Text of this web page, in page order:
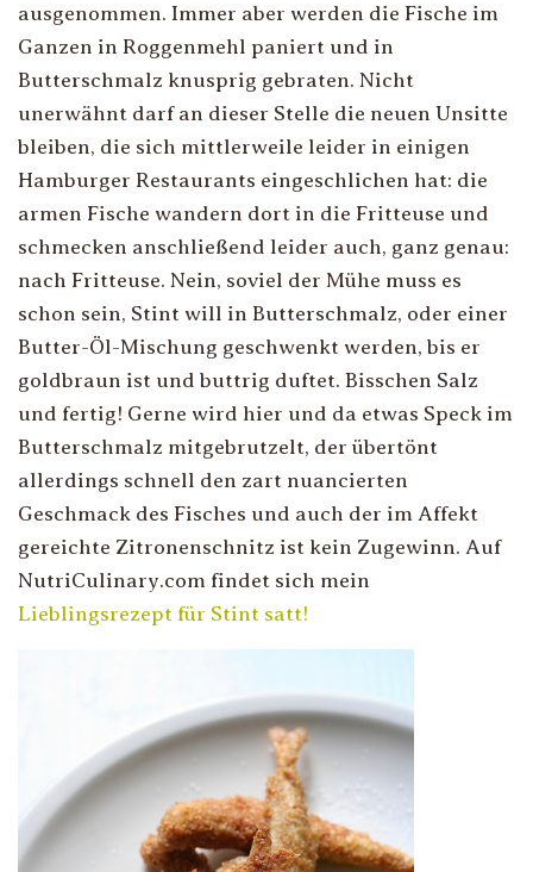
ausgenommen. Immer aber werden die Fische im
Ganzen in Roggenmehl paniert und in
Butterschmalz knusprig gebraten. Nicht
unerwähnt darf an dieser Stelle die neuen Unsitte
bleiben, die sich mittlerweile leider in einigen
Hamburger Restaurants eingeschlichen hat: die
armen Fische wandern dort in die Fritteuse und
schmecken anschließend leider auch, ganz genau:
nach Fritteuse. Nein, soviel der Mühe muss es
schon sein, Stint will in Butterschmalz, oder einer
Butter-Öl-Mischung geschwenkt werden, bis er
goldbraun ist und buttrig duftet. Bisschen Salz
und fertig! Gerne wird hier und da etwas Speck im
Butterschmalz mitgebrutzelt, der übertönt
allerdings schnell den zart nuancierten
Geschmack des Fisches und auch der im Affekt
gereichte Zitronenschnitz ist kein Zugewinn. Auf
NutriCulinary.com findet sich mein
Lieblingsrezept für Stint satt!